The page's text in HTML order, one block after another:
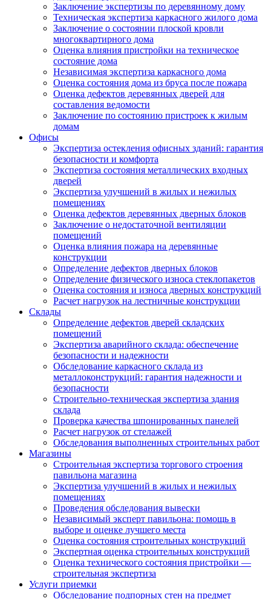
Заключение экспертизы по деревянному дому
Техническая экспертиза каркасного жилого дома
Заключение о состоянии плоской кровли
многоквартирного дома
Оценка влияния пристройки на техническое
состояние дома
Независимая экспертиза каркасного дома
Оценка состояния дома из бруса после пожара
Оценка дефектов деревянных дверей для
составления ведомости
Заключение по состоянию пристроек к жилым
домам
Офисы
Экспертиза остекления офисных зданий: гарантия
безопасности и комфорта
Экспертиза состояния металлических входных
дверей
Экспертиза улучшений в жилых и нежилых
помещениях
Оценка дефектов деревянных дверных блоков
Заключение о недостаточной вентиляции
помещений
Оценка влияния пожара на деревянные
конструкции
Определение дефектов дверных блоков
Определение физического износа стеклопакетов
Оценка состояния и износа дверных конструкций
Расчет нагрузок на лестничные конструкции
Склады
Определение дефектов дверей складских
помещений
Экспертиза аварийного склада: обеспечение
безопасности и надежности
Обследование каркасного склада из
металлоконструкций: гарантия надежности и
безопасности
Строительно-техническая экспертиза здания
склада
Проверка качества шпонированных панелей
Расчет нагрузок от стелажей
Обследования выполненных строительных работ
Магазины
Строительная экспертиза торгового строения
павильона магазина
Экспертиза улучшений в жилых и нежилых
помещениях
Проведения обследования вывески
Независимый эксперт павильона: помощь в
выборе и оценке лучшего места
Оценка состояния строительных конструкций
Экспертная оценка строительных конструкций
Оценка технического состояния пристройки —
строительная экспертиза
Услуги приемки
Обследование подпорных стен на предмет